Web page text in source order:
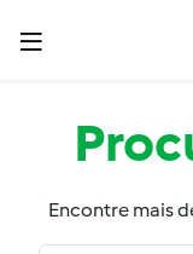
Encontre mais